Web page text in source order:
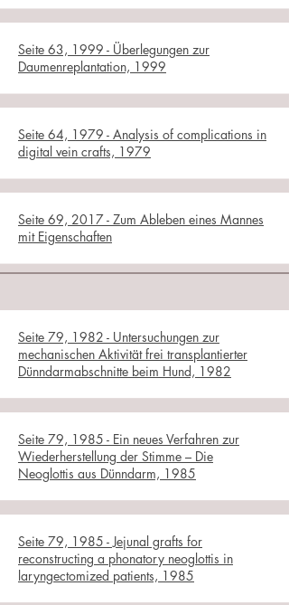
Seite 63, 1999 - Überlegungen zur
Daumenreplantation, 1999
Seite 64, 1979 - Analysis of complications in
digital vein crafts, 1979
Seite 69, 2017 - Zum Ableben eines Mannes
mit Eigenschaften
Seite 79, 1982 - Untersuchungen zur
mechanischen Aktivität frei transplantierter
Dünndarmabschnitte beim Hund, 1982
Seite 79, 1985 - Ein neues Verfahren zur
Wiederherstellung der Stimme – Die
Neoglottis aus Dünndarm, 1985
Seite 79, 1985 - Jejunal grafts for
reconstructing a phonatory neoglottis in
laryngectomized patients, 1985